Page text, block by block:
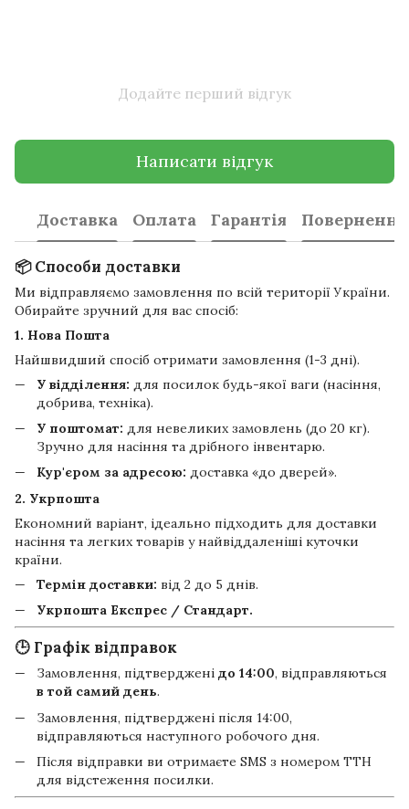
Додайте перший відгук
Написати відгук
Доставка Оплата Гарантія Повернення
📦 Способи доставки
Ми відправляємо замовлення по всій території України.
Обирайте зручний для вас спосіб:
1. Нова Пошта
Найшвидший спосіб отримати замовлення (1-3 дні).
У відділення: для посилок будь-якої ваги (насіння,
добрива, техніка).
У поштомат: для невеликих замовлень (до 20 кг).
Зручно для насіння та дрібного інвентарю.
Кур'єром за адресою: доставка «до дверей».
2. Укрпошта
Економний варіант, ідеально підходить для доставки
насіння та легких товарів у найвіддаленіші куточки
країни.
Термін доставки: від 2 до 5 днів.
Укрпошта Експрес / Стандарт.
🕒 Графік відправок
Замовлення, підтверджені до 14:00, відправляються
в той самий день.
Замовлення, підтверджені після 14:00,
відправляються наступного робочого дня.
Після відправки ви отримаєте SMS з номером ТТН
для відстеження посилки.